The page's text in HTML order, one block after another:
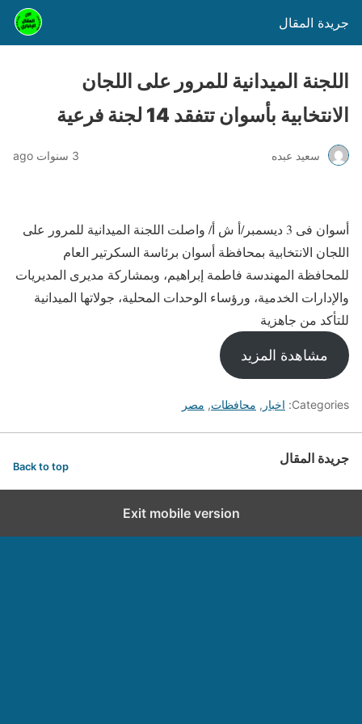
جريدة المقال
اللجنة الميدانية للمرور على اللجان
الانتخابية بأسوان تتفقد 14 لجنة فرعية
سعيد عبده 3 سنوات ago
أسوان فى 3 ديسمبر/أ ش أ/ واصلت اللجنة الميدانية للمرور على
اللجان الانتخابية بمحافظة أسوان برئاسة السكرتير العام
للمحافظة المهندسة فاطمة إبراهيم، وبمشاركة مديرى المديريات
والإدارات الخدمية، ورؤساء الوحدات المحلية، جولاتها الميدانية
للتأكد من جاهزية
مشاهدة المزيد
Categories: اخبار , محافظات, مصر
جريدة المقال Back to top
Exit mobile version